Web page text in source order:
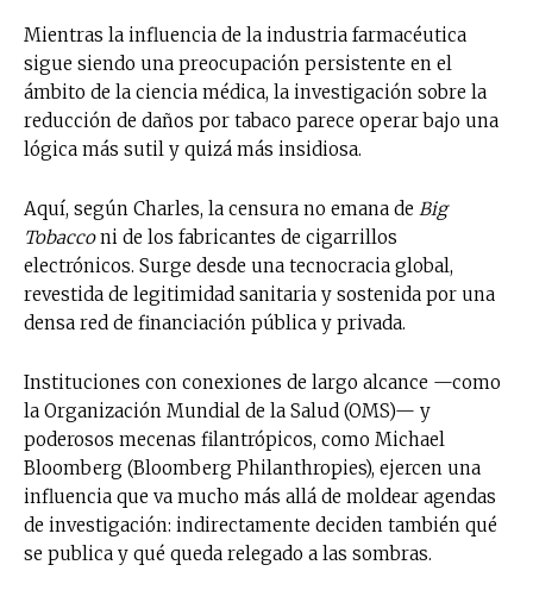
Mientras la influencia de la industria farmacéutica
sigue siendo una preocupación persistente en el
ámbito de la ciencia médica, la investigación sobre la
reducción de daños por tabaco parece operar bajo una
lógica más sutil y quizá más insidiosa.
Aquí, según Charles, la censura no emana de Big
Tobacconi de los fabricantes de cigarrillos
electrónicos. Surge desde una tecnocracia global,
revestida de legitimidad sanitaria y sostenida por una
densa red de financiación pública y privada.
Instituciones con conexiones de largo alcance —como
la Organización Mundial de la Salud (OMS)— y
poderosos mecenas filantrópicos, como Michael
Bloomberg (Bloomberg Philanthropies), ejercen una
influencia que va mucho más allá de moldear agendas
de investigación: indirectamente deciden también qué
se publica y qué queda relegado a las sombras.